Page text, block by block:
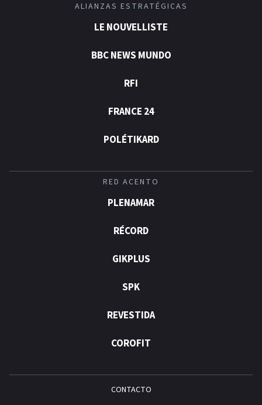
ALIANZAS ESTRATÉGICAS
LE NOUVELLISTE
BBC NEWS MUNDO
RFI
FRANCE 24
POLÉTIKARD
RED ACENTO
PLENAMAR
RÉCORD
GIKPLUS
SPK
REVESTIDA
COROFIT
CONTACTO